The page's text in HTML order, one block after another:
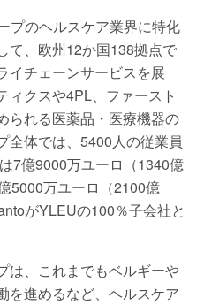
プのヘルスケア業界に特化
て、欧州12か国138拠点で
イチェーンサービスを展
ィクスや4PL、ファースト
られる医薬品・医療機器の
全体では、5400人の従業員
7億9000万ユーロ（1340億
5000万ユーロ（2100億
がYLEUの100％子会社と
は、これまでもベルギーや
を進めるなど、ヘルスケア